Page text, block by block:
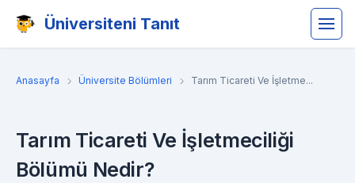
Üniversiteni Tanıt
Anasayfa Üniversite Bölümleri Tarım Ticareti Ve İşletme...
Tarım Ticareti Ve İşletmeciliği
Bölümü Nedir?